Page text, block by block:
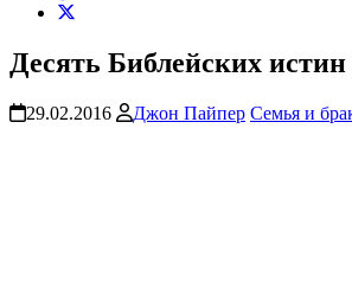
Десять Библейских
29.02.2016 Джон Пайпер Семья и